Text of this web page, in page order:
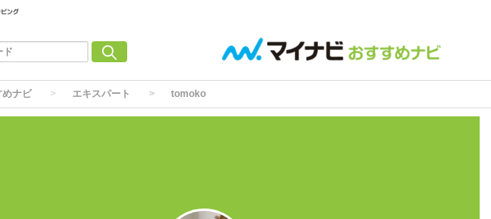
めナビ エキスパート tomoko